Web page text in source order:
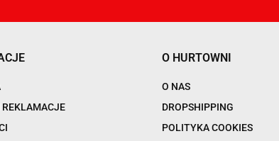
O HURTOWNI
O NAS
DROPSHIPPING
POLITYKA COOKIES